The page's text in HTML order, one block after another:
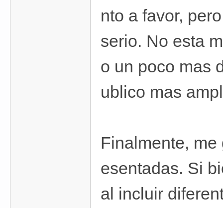
nto a favor,
serio. No esta
o un poco mas
ublico mas
Finalmente,
esentadas. Si
al incluir